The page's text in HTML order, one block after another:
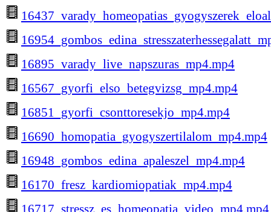
16895_varady_live_napszuras_mp4.mp4
16567_gyorfi_elso_betegvizsg_mp4.mp4
16851_gyorfi_csonttoresekjo_mp4.mp4
16690_homopatia_gyogyszertilalom_mp4.mp4
16948_gombos_edina_apaleszel_mp4.mp4
16170_fresz_kardiomiopatiak_mp4.mp4